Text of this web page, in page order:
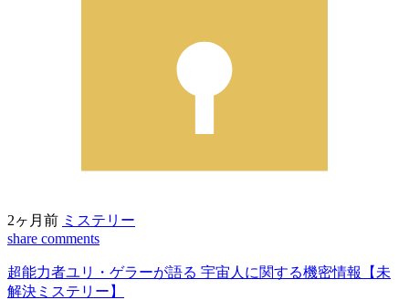
2ヶ月前 ミステリー
share comments
超能力者ユリ・ゲラーが語る 宇宙人に関する機密情報【未
解決ミステリー】